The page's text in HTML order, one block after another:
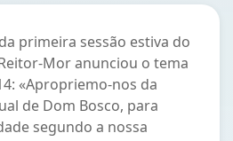
primeira sessão estiva do
Mor anunciou o tema
«Apropriemo-nos da
de Dom Bosco, para
segundo a nossa